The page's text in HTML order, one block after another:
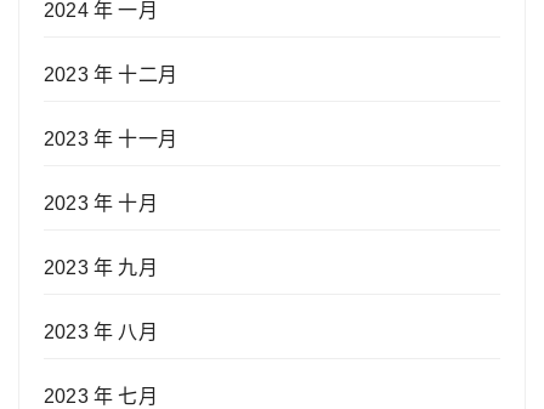
2024 年 一月
2023 年 十二月
2023 年 十一月
2023 年 十月
2023 年 九月
2023 年 八月
2023 年 七月